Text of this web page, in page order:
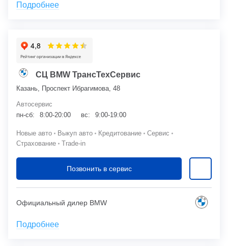
Подробнее
СЦ BMW ТрансТехСервис
Казань, Проспект Ибрагимова, 48
Автосервис
пн-сб:
8:00-20:00 вс: 9:00-19:00
Новые авто Выкуп авто Кредитование
Сервис
Страхование
Trade-in
Позвонить в сервис
Официальный дилер BMW
Подробнее